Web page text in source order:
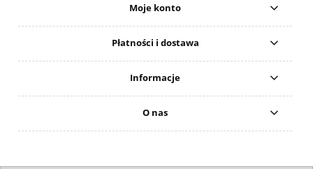
Moje konto
Płatności i dostawa
Informacje
O nas